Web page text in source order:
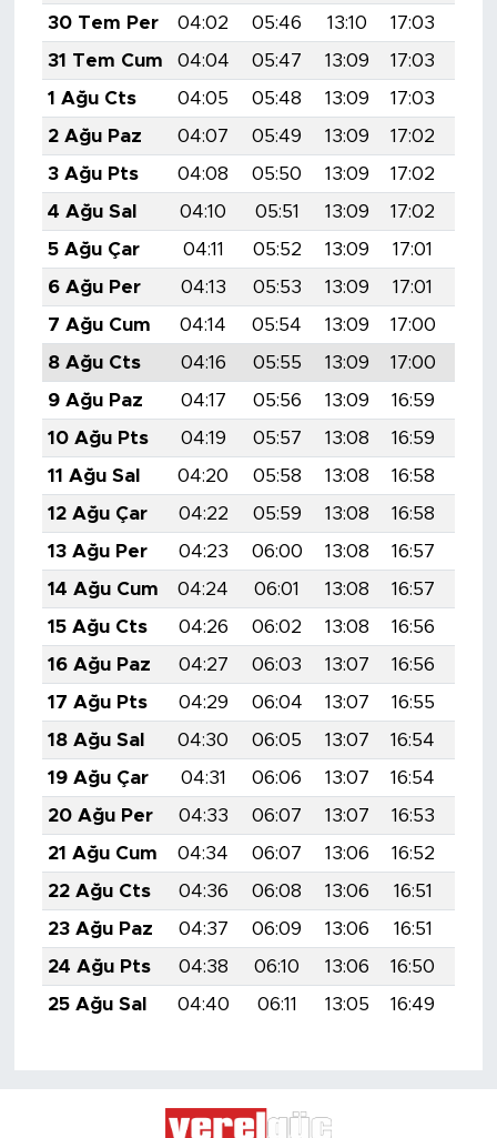
30 Tem Per
04:02 05:46 13:10 17:03
31 Tem Cum
04:04 05:47 13:09 17:03
1 Ağu Cts
04:05 05:48 13:09 17:03
2 Ağu Paz
04:07 05:49 13:09 17:02
3 Ağu Pts
04:08 05:50 13:09 17:02
4 Ağu Sal
04:10 05:51 13:09 17:02
5 Ağu Çar
04:11 05:52 13:09 17:01
6 Ağu Per
04:13 05:53 13:09 17:01
7 Ağu Cum
04:14 05:54 13:09 17:00
8 Ağu Cts
04:16 05:55 13:09 17:00
9 Ağu Paz
04:17 05:56 13:09 16:59
10 Ağu Pts
04:19 05:57 13:08 16:59
11 Ağu Sal
04:20 05:58 13:08 16:58
12 Ağu Çar
04:22 05:59 13:08 16:58
13 Ağu Per
04:23 06:00 13:08 16:57
14 Ağu Cum
04:24 06:01 13:08 16:57
15 Ağu Cts
04:26 06:02 13:08 16:56
16 Ağu Paz
04:27 06:03 13:07 16:56
17 Ağu Pts
04:29 06:04 13:07 16:55
18 Ağu Sal
04:30 06:05 13:07 16:54
19 Ağu Çar
04:31 06:06 13:07 16:54
20 Ağu Per
04:33 06:07 13:07 16:53
21 Ağu Cum
04:34 06:07 13:06 16:52
22 Ağu Cts
04:36 06:08 13:06 16:51
23 Ağu Paz
04:37 06:09 13:06 16:51
24 Ağu Pts
04:38 06:10 13:06 16:50
25 Ağu Sal
04:40 06:11 13:05 16:49